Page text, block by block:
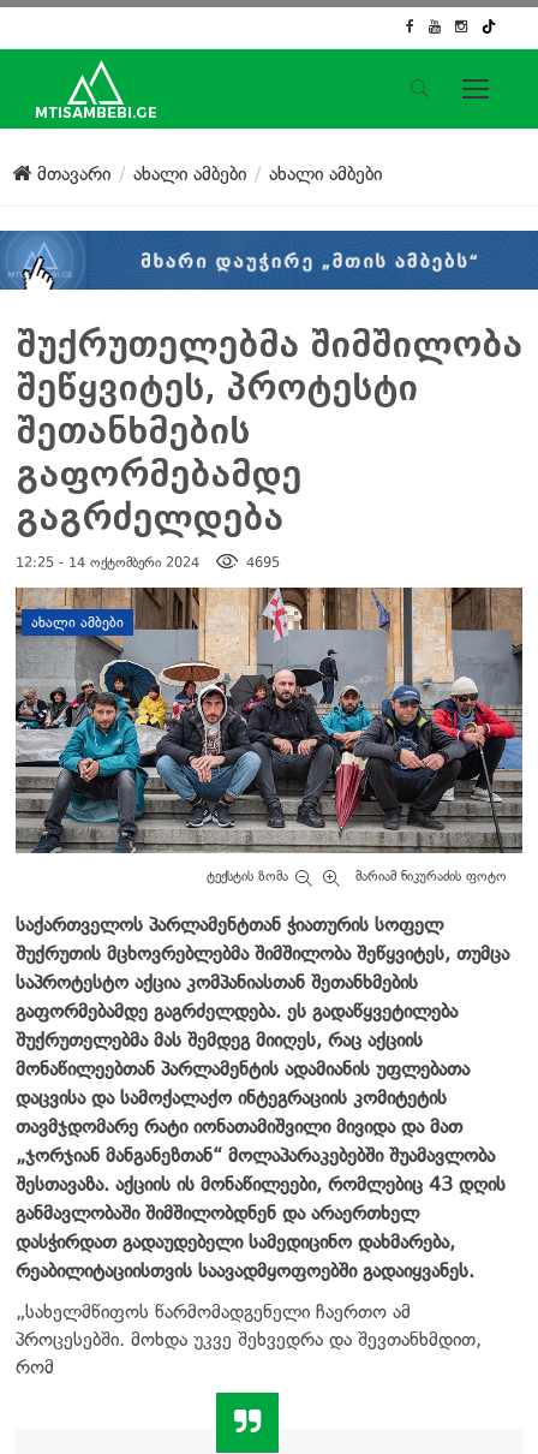
საიტის მენიუ
მთავარი
ქართული საქმე
კონტაქტი
სოციალური ქსელები
მთავარი ახალი ამბები ახალი ამბები
შუქრუთელებმა შიმშილობა
შეწყვიტეს, პროტესტი
შეთანხმების
გაფორმებამდე
გაგრძელდება
12:25 - 14 ოქტომბერი 2024 4695
დატოვე კომენტარი
ᲐᲮᲐᲚᲘ ᲐᲛᲑᲔᲑᲘ
ტექსტის ზომა მარიამ ნიკურაძის ფოტო
საქართველოს პარლამენტთან ჭიათურის სოფელ
შუქრუთის მცხოვრებლებმა შიმშილობა შეწყვიტეს, თუმცა
საპროტესტო აქცია კომპანიასთან შეთანხმების
გაფორმებამდე გაგრძელდება. ეს გადაწყვეტილება
შუქრუთელებმა მას შემდეგ მიიღეს, რაც აქციის
მონაწილეებთან პარლამენტის ადამიანის უფლებათა
დაცვისა და სამოქალაქო ინტეგრაციის კომიტეტის
თავმჯდომარე რატი იონათამიშვილი მივიდა და მათ
„ჯორჯიან მანგანეზთან“ მოლაპარაკებებში შუამავლობა
შესთავაზა. აქციის ის მონაწილეები, რომლებიც 43 დღის
განმავლობაში შიმშილობდნენ და არაერთხელ
დასჭირდათ გადაუდებელი სამედიცინო დახმარება,
რეაბილიტაციისთვის საავადმყოფოებში გადაიყვანეს.
„სახელმწიფოს წარმომადგენელი ჩაერთო ამ
პროცესებში. მოხდა უკვე შეხვედრა და შევთანხმდით,
რომ